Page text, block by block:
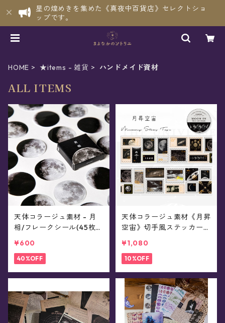
星の煌めきを集めた《真夜中百貨店》セレクトショ
ップです。
HOME ★items - 雑貨 ハンドメイド資材
ALL ITEMS
天体コラージュ素材 - 月
相/フレークシール(45枚
¥600
40%OFF
天体コラージュ素材《月昇
空宙》切手風ステッカー(2
¥1,080
10%OFF